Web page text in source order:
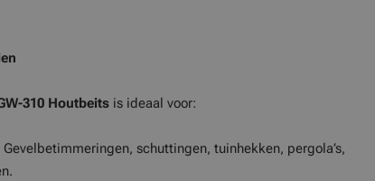
310 Houtbeits is ideaal voor:
Gevelbetimmeringen, schuttingen, tuinhekken, pergola’s,